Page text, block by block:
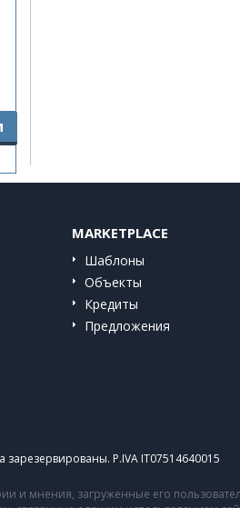
MARKETPLACE
Шаблоны
Объекты
Кредиты
Предложения
зарезервированы. P.IVA IT07514640015
и мнения, загруженные его